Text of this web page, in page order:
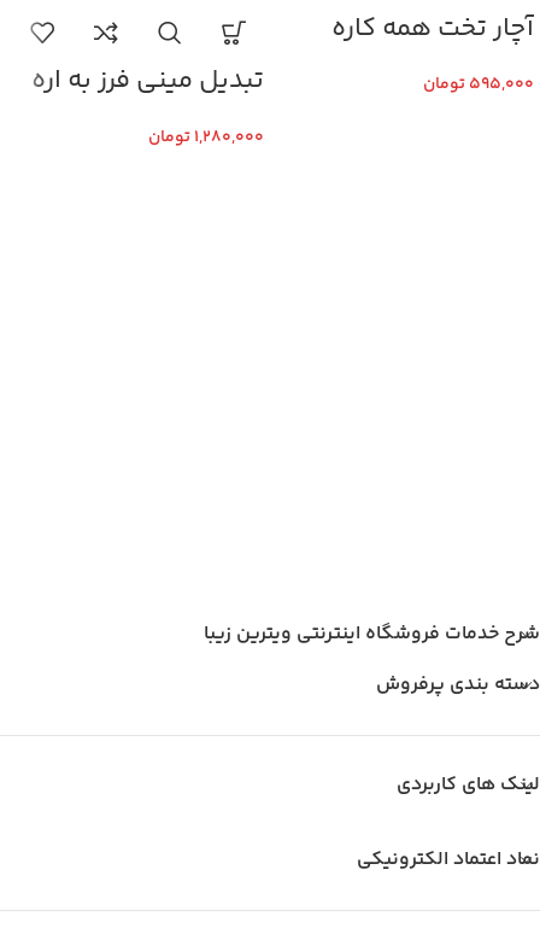
آچار تخت همه کاره
595,000تومان
تبدیل مینی فرز به اره
1,280,000تومان
شرح خدمات فروشگاه اینترنتی ویترین زیبا
دسته بندی پرفروش
لینک های کاربردی
نماد اعتماد الکترونیکی